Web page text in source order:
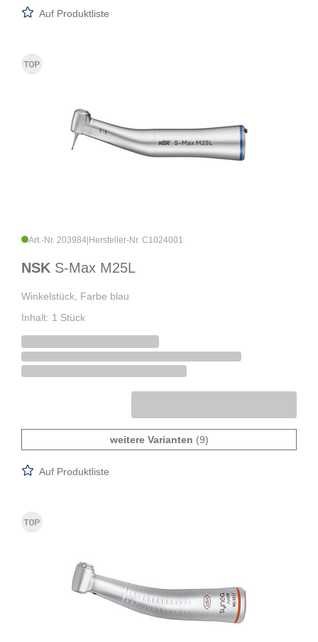
Auf Produktliste
Art.-Nr. 203984 Hersteller-Nr. C1024001
NSK S-Max M25L
Winkelstück, Farbe blau
Inhalt: 1 Stück
weitere Varianten (9)
Auf Produktliste